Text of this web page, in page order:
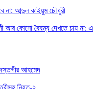
না: আব্দুল কাইয়ুম চৌধুরী
আর কোনো বৈষম্য দেখতে চায় না:
দস্তগীর আহমেদ
নিহত-২